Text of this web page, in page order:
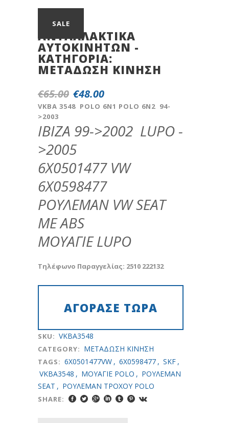
SALE
ΑΝΤΑΛΛΑΚΤΙΚΆ
ΑΥΤΟΚΙΝΉΤΩΝ -
ΚΑΤΗΓΟΡΊΑ:
METAΔΩΣH KINHΣH
€65.00 Original
price
€65.00.
€48.00Η
τρέχουσα
είναι:
VKBA 3548 POLO 6N1 POLO 6N2 94-
>2003
IBIZA 99->2002 LUPO -
>2005
6X0501477 VW
6X0598477
ΡΟΥΛΕΜΑΝ VW SEAT
ΜΕ ΑΒS
ΜΟΥΑΓΙΕ LUPO
Τηλέφωνο Παραγγελίας: 2510 222132
SKU: VKBA3548
CATEGORY: METAΔΩΣH KINHΣH
TAGS: 6X0501477VW , 6X0598477 , SKF ,
VKBA3548 , ΜΟΥΑΓΙE POLO , ΡΟΥΛΕΜΑΝ
SEAT , ΡΟΥΛΕΜΑΝ ΤΡΟΧΟΥ POLO
SHARE: